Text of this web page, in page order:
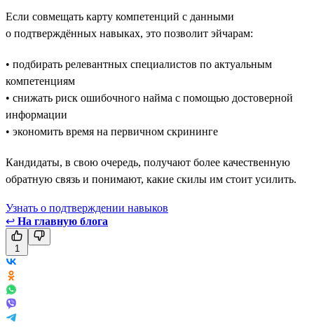
Если совмещать карту компетенций с данными
о подтверждённых навыках, это позволит эйчарам:
• подбирать релевантных специалистов по актуальным
компетенциям
• снижать риск ошибочного найма с помощью достоверной
информации
• экономить время на первичном скрининге
Кандидаты, в свою очередь, получают более качественную
обратную связь и понимают, какие скилы им стоит усилить.
Узнать о подтверждении навыков
↩ На главную блога
1